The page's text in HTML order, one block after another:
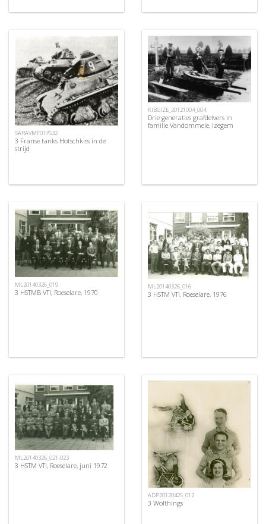
SARAVMF017632
3 Franse tanks Hotschkiss in de
strijd
KIBGIZE_20121004_004
Drie generaties grafdelvers in
familie Vandommele, Izegem
ML20140326_019
3 HSTMB VTI, Roeselare, 1970
ML20140326_016
3 HSTM VTI, Roeselare, 1976
ML20140326_021-023
3 HSTM VTI, Roeselare, juni 1972
ADP20120425_012
3 Wolthings